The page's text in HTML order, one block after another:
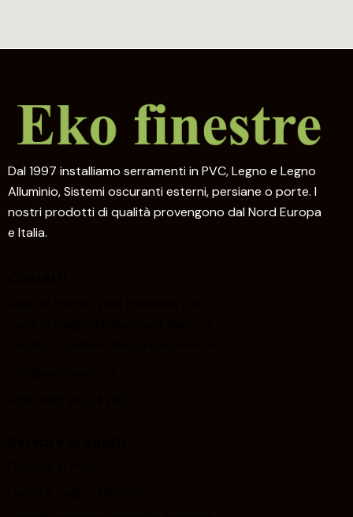
Dal 1997 installiamo serramenti in PVC, Legno e Legno
Alluminio, Sistemi oscuranti esterni, persiane o porte. I
nostri prodotti di qualità provengono dal Nord Europa
e Italia.